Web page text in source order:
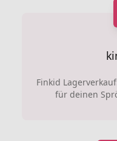
Finkid
für deinen